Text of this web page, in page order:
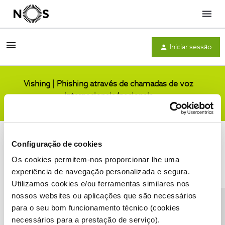
Configuração de cookies
Os cookies permitem-nos proporcionar lhe uma
experiência de navegação personalizada e segura.
Utilizamos cookies e/ou ferramentas similares nos
nossos websites ou aplicações que são necessários
para o seu bom funcionamento técnico (cookies
necessários para a prestação de serviço).
Menu
Iniciar sessão
Vishing | Phishing através de chamadas de voz
internacionais/nacionais
Condições do Fórum NOS Accessibility statement